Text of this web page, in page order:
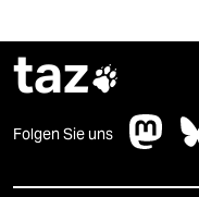
taz
Folgen Sie uns